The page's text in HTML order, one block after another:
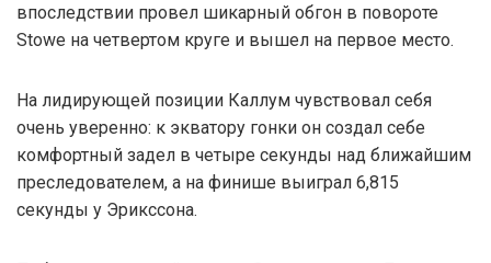
впоследствии провел шикарный обгон в повороте
Stowe на четвертом круге и вышел на первое место.
На лидирующей позиции Каллум чувствовал себя
очень уверенно: к экватору гонки он создал себе
комфортный задел в четыре секунды над ближайшим
преследователем, а на финише выиграл 6,815
секунды у Эрикссона.